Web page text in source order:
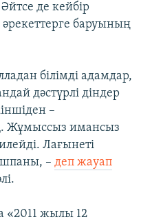
де кейбір
баруының
білімді адамдар,
дәстүрлі діндер
–
Жұмыссыз имансыз
Лағынеті
– деп жауап
«2011 жылы 12